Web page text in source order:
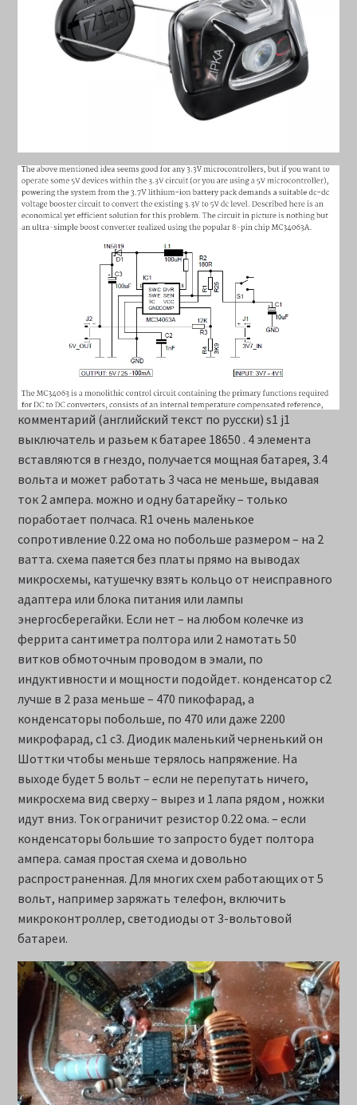
комментарий (английский текст по русски) s1 j1
выключатель и разьем к батарее 18650 . 4 элемента
вставляются в гнездо, получается мощная батарея, 3.4
вольта и может работать 3 часа не меньше, выдавая
ток 2 ампера. можно и одну батарейку – только
поработает полчаса. R1 очень маленькое
сопротивление 0.22 ома но побольше размером – на 2
ватта. схема паяется без платы прямо на выводах
микросхемы, катушечку взять кольцо от неисправного
адаптера или блока питания или лампы
энергосберегайки. Если нет – на любом колечке из
феррита сантиметра полтора или 2 намотать 50
витков обмоточным проводом в эмали, по
индуктивности и мощности подойдет. конденсатор c2
лучше в 2 раза меньше – 470 пикофарад, а
конденсаторы побольше, по 470 или даже 2200
микрофарад, c1 c3. Диодик маленький черненький он
Шоттки чтобы меньше терялось напряжение. На
выходе будет 5 вольт – если не перепутать ничего,
микросхема вид сверху – вырез и 1 лапа рядом , ножки
идут вниз. Ток ограничит резистор 0.22 ома. – если
конденсаторы большие то запросто будет полтора
ампера. самая простая схема и довольно
распространенная. Для многих схем работающих от 5
вольт, например заряжать телефон, включить
микроконтроллер, светодиоды от 3-вольтовой
батареи.